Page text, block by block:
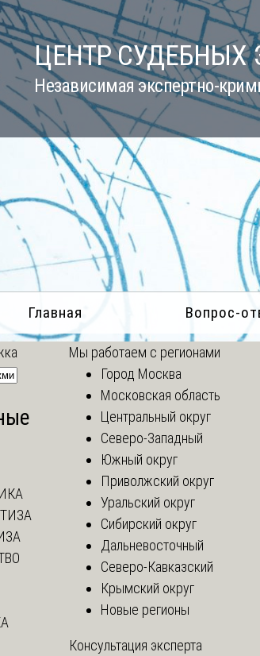
ЦЕНТР СУДЕБНЫХ
Независимая экспертно-
Главная Вопрос-
Мы работаем с регионами
Город Москва
Московская область
Центральный округ
Северо-Западный
Южный округ
Приволжский округ
Уральский округ
Сибирский округ
Дальневосточный
Северо-Кавказский
Крымский округ
Новые регионы
Консультация эксперта